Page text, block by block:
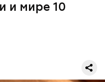
и мире 10